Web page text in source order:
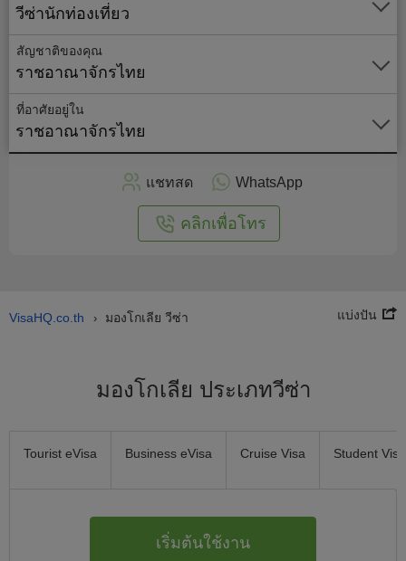
วีซ่านักท่องเที่ยว
สัญชาติของคุณ
ราชอาณาจักรไทย
ที่อาศัยอยู่ใน
ราชอาณาจักรไทย
แชทสด WhatsApp
คลิกเพื่อโทร
VisaHQ.co.th › มองโกเลีย วีซ่า แบ่งปัน
มองโกเลีย ประเภทวีซ่า
Tourist eVisa Business eVisa Cruise Visa Student Visa
เริ่มต้นใช้งาน